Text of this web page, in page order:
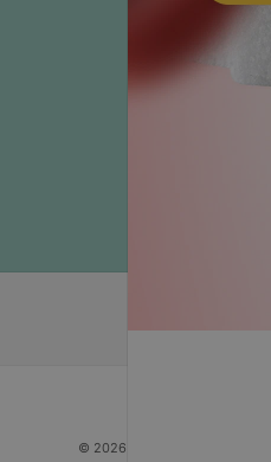
© 2026 ООО «Артокс Лаб»,